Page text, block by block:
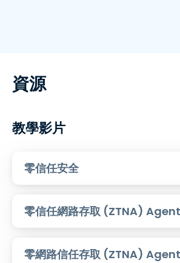
資源
教學影片
零信任安全
零信任網路存取 (ZTNA)
零網路信任存取 (ZTNA)